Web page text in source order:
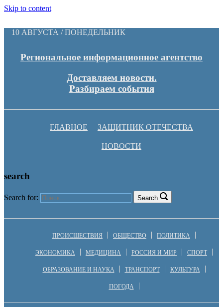
Skip to content
10 АВГУСТА / ПОНЕДЕЛЬНИК
Региональное информационное агентство
Доставляем новости.
Разбираем события
ГЛАВНОЕ ЗАЩИТНИК ОТЕЧЕСТВА
НОВОСТИ
search
Search for: Search
ПРОИСШЕСТВИЯ ОБЩЕСТВО ПОЛИТИКА
ЭКОНОМИКА МЕДИЦИНА РОССИЯ И МИР СПОРТ
ОБРАЗОВАНИЕ И НАУКА ТРАНСПОРТ КУЛЬТУРА
ПОГОДА